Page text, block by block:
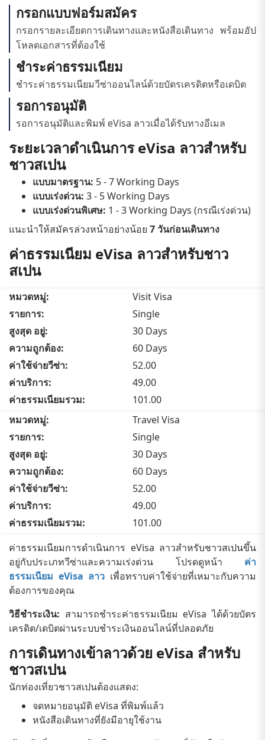
กรอกแบบฟอร์มสมัคร
กรอกรายละเอียดการเดินทางและหนังสือเดินทาง พร้อมอัป
โหลดเอกสารที่ต้องใช้
ชำระค่าธรรมเนียม
ชำระค่าธรรมเนียมวีซ่าออนไลน์ด้วยบัตรเครดิตหรือเดบิต
รอการอนุมัติ
รอการอนุมัติและพิมพ์ eVisa ลาวเมื่อได้รับทางอีเมล
ระยะเวลาดำเนินการ eVisa ลาวสำหรับ
ชาวสเปน
แบบมาตรฐาน: 5 - 7 Working Days
แบบเร่งด่วน: 3 - 5 Working Days
แบบเร่งด่วนพิเศษ: 1 - 3 Working Days (กรณีเร่งด่วน)
แนะนำให้สมัครล่วงหน้าอย่างน้อย 7 วันก่อนเดินทาง
ค่าธรรมเนียม eVisa ลาวสำหรับชาว
สเปน
Visit Visa
Single
30 Days
60 Days
52.00
49.00
101.00
Travel Visa
Single
30 Days
60 Days
52.00
49.00
101.00
ค่าธรรมเนียมการดำเนินการ eVisa ลาวสำหรับชาวสเปนขึ้น
อยู่กับประเภทวีซ่าและความเร่งด่วน โปรดดูหน้า ค่า
ธรรมเนียม eVisa ลาว เพื่อทราบค่าใช้จ่ายที่เหมาะกับความ
ต้องการของคุณ
วิธีชำระเงิน: สามารถชำระค่าธรรมเนียม eVisa ได้ด้วยบัตร
เครดิต/เดบิตผ่านระบบชำระเงินออนไลน์ที่ปลอดภัย
การเดินทางเข้าลาวด้วย eVisa สำหรับ
ชาวสเปน
นักท่องเที่ยวชาวสเปนต้องแสดง:
จดหมายอนุมัติ eVisa ที่พิมพ์แล้ว
หนังสือเดินทางที่ยังมีอายุใช้งาน